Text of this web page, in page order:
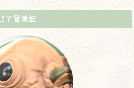
ア冒険記